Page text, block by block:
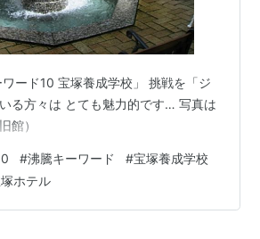
ード10 宝塚養成学校」 挑戦を「ジ
る方々は とても魅力的です… 写真は
館）
#沸騰キーワード #宝塚養成学校
ホテル